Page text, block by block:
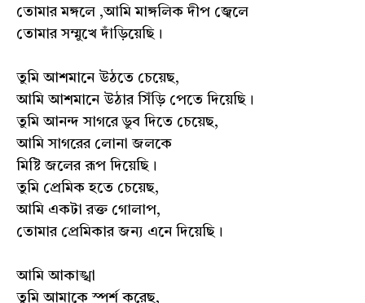
তোমার মঙ্গলে ,আমি মাঙ্গলিক দীপ জ্বেলে
তোমার সম্মুখে দাঁড়িয়েছি।
তুমি আশমানে উঠতে চেয়েছ,
আমি আশমানে উঠার সিঁড়ি পেতে দিয়েছি।
তুমি আনন্দ সাগরে ডুব দিতে চেয়েছ,
আমি সাগরের লোনা জলকে
মিষ্টি জলের রূপ দিয়েছি।
তুমি প্রেমিক হতে চেয়েছ,
আমি একটা রক্ত গোলাপ,
তোমার প্রেমিকার জন্য এনে দিয়েছি।
আমি আকাঙ্খা
তুমি আমাকে স্পর্শ করেছ,